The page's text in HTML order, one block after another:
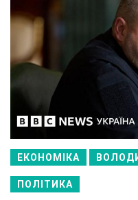
ЕКОНОМІКА
ПОЛІТИКА